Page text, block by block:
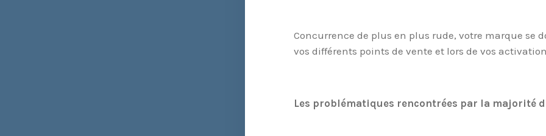
Concurrence de plus en plus rude, votre marque se
vos différents points de vente et lors de vos
Les problématiques rencontrées par la majorité